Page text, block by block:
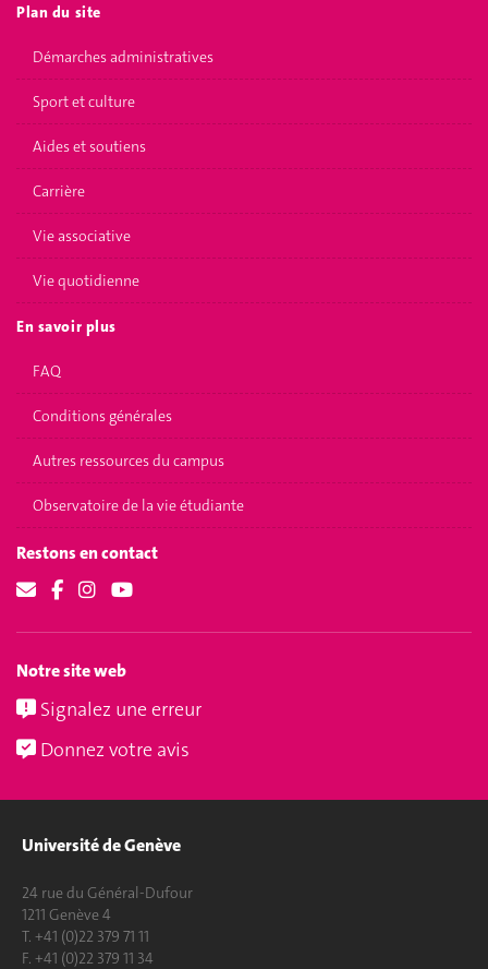
Plan du site
Démarches administratives
Sport et culture
Aides et soutiens
Carrière
Vie associative
Vie quotidienne
En savoir plus
FAQ
Conditions générales
Autres ressources du campus
Observatoire de la vie étudiante
Restons en contact
Notre site web
Signalez une erreur
Donnez votre avis
Université de Genève
24 rue du Général-Dufour
1211 Genève 4
T. +41 (0)22 379 71 11
F. +41 (0)22 379 11 34